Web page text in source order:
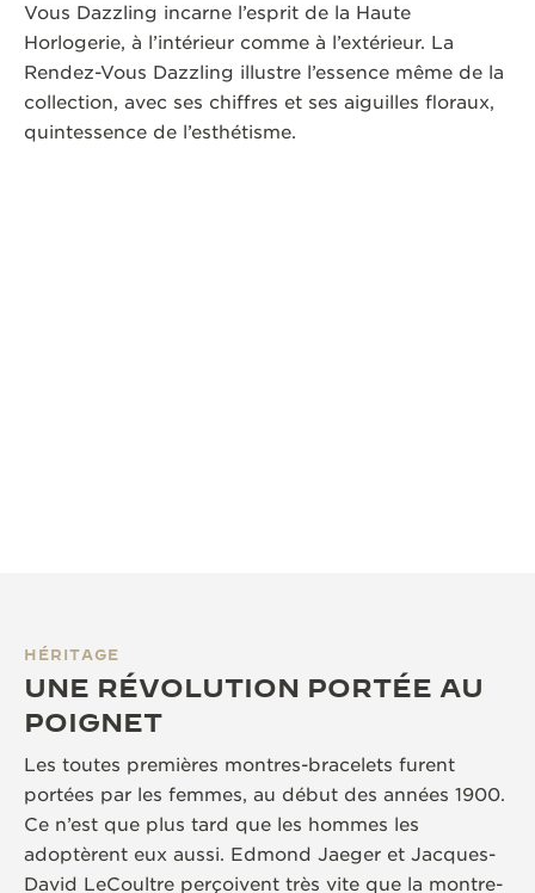
Vous Dazzling incarne l’esprit de la Haute
Horlogerie, à l’intérieur comme à l’extérieur. La
Rendez-Vous Dazzling illustre l’essence même de la
collection, avec ses chiffres et ses aiguilles floraux,
quintessence de l’esthétisme.
HÉRITAGE
UNE RÉVOLUTION PORTÉE AU
POIGNET
Les toutes premières montres-bracelets furent
portées par les femmes, au début des années 1900.
Ce n’est que plus tard que les hommes les
adoptèrent eux aussi. Edmond Jaeger et Jacques-
David LeCoultre perçoivent très vite que la montre-